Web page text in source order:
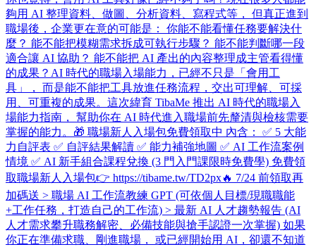
夠用 AI 整理資料、做圖、分析資料、寫程式等， 但真正進到
職場後，企業更在意的可能是： 你能不能看懂任務要解決什
麼？ 能不能把模糊需求拆成可執行步驟？ 能不能判斷哪一段
適合讓 AI 協助？ 能不能把 AI 產出的內容整理成主管看得懂
的成果？ ​ AI 時代的職場入場能力，已經不只是「會用工
具」， 而是能不能把工具放進任務流程，交出可理解、可採
用、可重複的成果。 ​ 這次緯育 TibaMe 推出 AI 時代的職場入
場能力指南， 幫助你在 AI 時代進入職場前先釐清與檢核需要
掌握的能力。 ​ 🎁 職場新人入場包免費領取中 內含： ✅ 5 大能
力自評表 ✅ 自評結果解讀 ✅ 能力補強地圖 ✅ AI 工作流案例
情境 ✅ AI 新手組合課程兌換 (3 門入門課限時免費學) 免費領
取職場新人入場包👉 https://tibame.tw/TD2px ​ 🔥 7/24 前領取再
加碼送 > 職場 AI 工作流教練 GPT (可依個人目標/現職職能
+工作任務，打造自己的工作流) > 最新 AI 人才趨勢報告 (AI
人才需求攀升職務解密、必備技能與搶手認證一次掌握) 如果
你正在準備求職、剛進職場， 或已經開始用 AI，卻還不知道